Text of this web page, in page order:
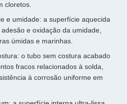
cloretos.
e umidade: a superfície aquecida
e oxidação da umidade,
úmidas e marinhas.
o tubo sem costura acabado
fracos relacionados à solda,
à corrosão uniforme em